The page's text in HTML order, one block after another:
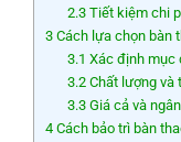
2.3Tiết kiệm chi
3 Cách lựa chọn bàn
3.1 Xác định mục
3.2Chất lượng và
3.3Giá cả và
4 Cách bảo trì bàn